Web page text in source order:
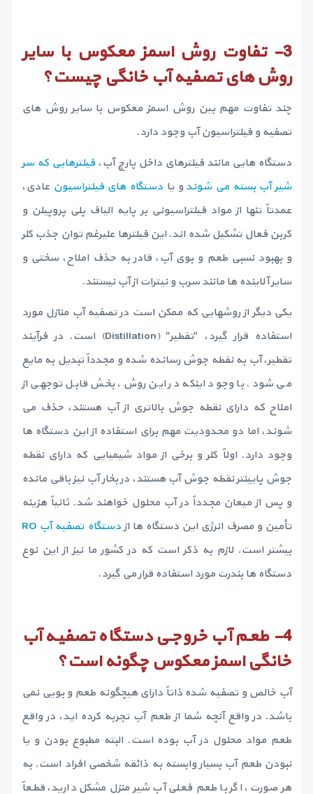
3-
تفاوت روش اسمز معکوس با سایر
روش های تصفیه آب خانگی چیست؟
چند تفاوت مهم بین روش اسمز معکوس با سایر روش های
تصفیه و فیلتراسیون آب وجود دارد.
دستگاه هایی مانند فیلترهای داخل پارچ آب،فیلترهایی که سر
شیر آب بسته می شوند و یا دستگاه های فیلتراسیون عادی،
عمدتاً تنها از مواد فیلتراسیونی بر پایه الیاف پلی پروپیلن و
کربن فعال تشکیل شده اند. این فیلترها علیرغم توان جذب کلر
و بهبود نسبی طعم و بوی آب، قادر به حذف املاح، سختی و
سایر آلاینده ها مانند سرب و نیترات از آب نیستند.
یکی دیگر از روشهایی که ممکن است در تصفیه آب منازل مورد
استفاده قرار گیرد، "تقطیر" (Distillation) است. در فرآیند
تقطیر، آب به نقطه جوش رسانده شده و مجدداً تبدیل به مایع
می شود. با وجود اینکه در این روش، بخش قابل توجهی از
املاح که دارای نقطه جوش بالاتری از آب هستند، حذف می
شوند، اما دو محدودیت مهم برای استفاده از این دستگاه ها
وجود دارد. اولاً کلر و برخی از مواد شیمیایی که دارای نقطه
جوش پایینتر نقطه جوش آب هستند، در بخار آب نیز باقی مانده
و پس از میعان مجدداً در آب محلول خواهند شد. ثانیاً هزینه
تأمین و مصرف انرژی این دستگاه ها ازدستگاه تصفیه آب RO
بیشتر است. لازم به ذکر است که در کشور ما نیز از این نوع
دستگاه ها بندرت مورد استفاده قرار می گیرد.
4- طعم آب خروجی دستگاه تصفیه آب
خانگی اسمز معکوس چگونه است؟
آب خالص و تصفیه شده ذاتاً دارای هیچگونه طعم و بویی نمی
باشد. در واقع آنچه شما از طعم آب تجربه کرده اید، در واقع
طعم مواد محلول در آب بوده است. البته مطبوع بودن و یا
نبودن طعم آب بسیار وابسته به ذائقه شخصی افراد است. به
هر صورت، اگر با طعم فعلی آب شیر منزل مشکل دارید، قطعاً